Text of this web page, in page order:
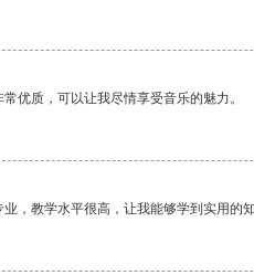
优质，可以让我尽情享受音乐的魅力。
，教学水平很高，让我能够学到实用的知